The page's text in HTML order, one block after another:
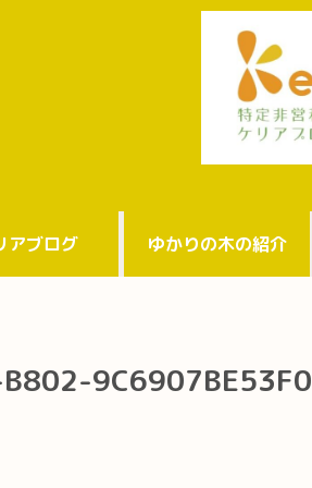
アブログ ゆかりの木の紹介
9C6907BE53F0